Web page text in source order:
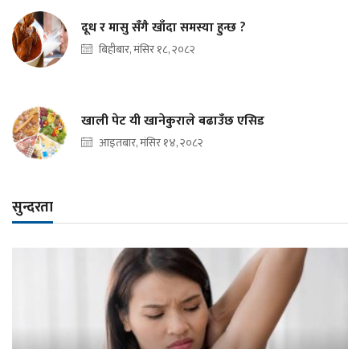
दूध र मासु सँगै खाँदा समस्या हुन्छ ?
बिहीबार, मंसिर १८, २०८२
खाली पेट यी खानेकुराले बढाउँछ एसिड
आइतबार, मंसिर १४, २०८२
सुन्दरता